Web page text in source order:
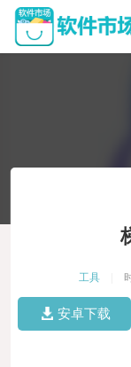
工具
安卓下载